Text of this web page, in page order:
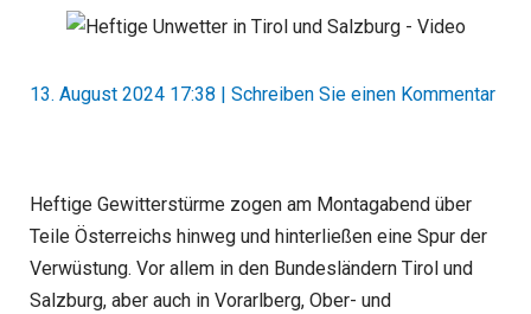
13. August 2024 17:38 | Schreiben Sie einen Kommentar
Heftige Gewitterstürme zogen am Montagabend über
Teile Österreichs hinweg und hinterließen eine Spur der
Verwüstung. Vor allem in den Bundesländern Tirol und
Salzburg, aber auch in Vorarlberg, Ober- und